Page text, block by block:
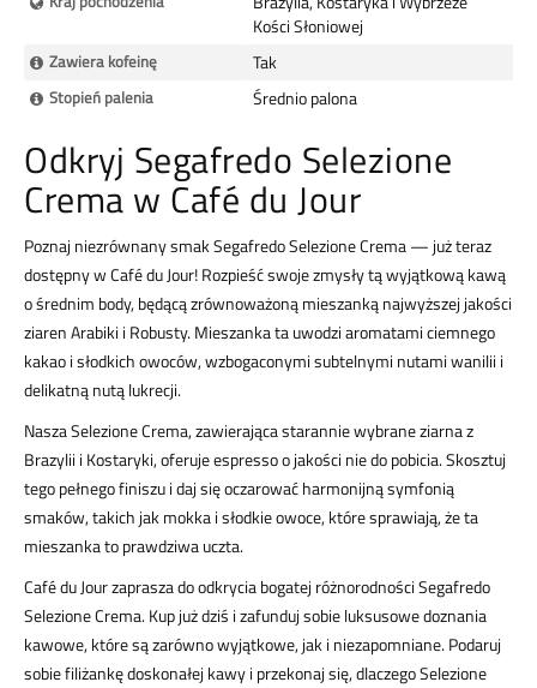
Kości Słoniowej
Zawiera kofeinę Tak
Stopień palenia Średnio palona
Odkryj Segafredo Selezione
Crema w Café du Jour
Poznaj niezrównany smak Segafredo Selezione Crema — już teraz
dostępny w Café du Jour! Rozpieść swoje zmysły tą wyjątkową kawą
o średnim body, będącą zrównoważoną mieszanką najwyższej jakości
ziaren Arabiki i Robusty. Mieszanka ta uwodzi aromatami ciemnego
kakao i słodkich owoców, wzbogaconymi subtelnymi nutami wanilii i
delikatną nutą lukrecji.
Nasza Selezione Crema, zawierająca starannie wybrane ziarna z
Brazylii i Kostaryki, oferuje espresso o jakości nie do pobicia. Skosztuj
tego pełnego finiszu i daj się oczarować harmonijną symfonią
smaków, takich jak mokka i słodkie owoce, które sprawiają, że ta
mieszanka to prawdziwa uczta.
Café du Jour zaprasza do odkrycia bogatej różnorodności Segafredo
Selezione Crema. Kup już dziś i zafunduj sobie luksusowe doznania
kawowe, które są zarówno wyjątkowe, jak i niezapomniane. Podaruj
sobie filiżankę doskonałej kawy i przekonaj się, dlaczego Selezione